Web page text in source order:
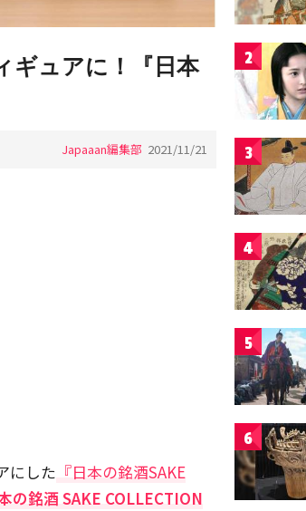
ギュアに！『日本
Japaaan編集部 2021/11/21
にした 『日本の銘酒SAKE
本の銘酒 SAKE COLLECTION
2
3
4
5
6